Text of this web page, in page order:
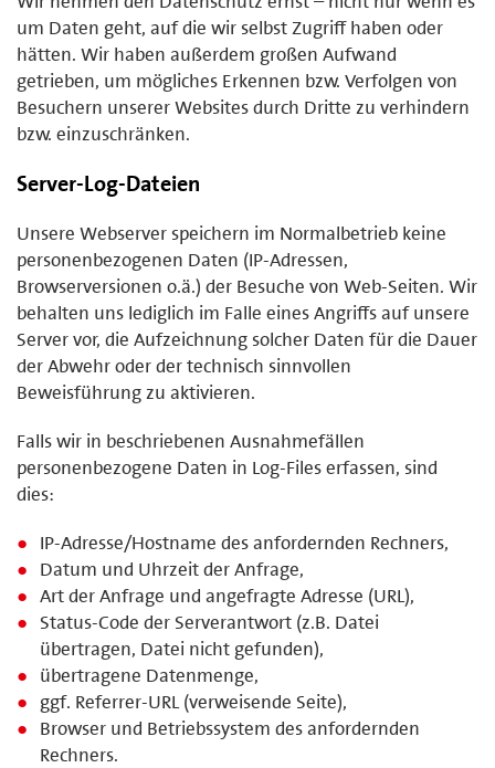
um Daten geht, auf die wir selbst Zugriff haben oder
hätten. Wir haben außerdem großen Aufwand
getrieben, um mögliches Erkennen bzw. Verfolgen von
Besuchern unserer Websites durch Dritte zu verhindern
bzw. einzuschränken.
Server-Log-Dateien
Unsere Webserver speichern im Normalbetrieb keine
personenbezogenen Daten (IP-Adressen,
Browserversionen o.ä.) der Besuche von Web-Seiten. Wir
behalten uns lediglich im Falle eines Angriffs auf unsere
Server vor, die Aufzeichnung solcher Daten für die Dauer
der Abwehr oder der technisch sinnvollen
Beweisführung zu aktivieren.
Falls wir in beschriebenen Ausnahmefällen
personenbezogene Daten in Log-Files erfassen, sind
dies:
IP-Adresse/Hostname des anfordernden Rechners,
Datum und Uhrzeit der Anfrage,
Art der Anfrage und angefragte Adresse (URL),
Status-Code der Serverantwort (z.B. Datei
übertragen, Datei nicht gefunden),
übertragene Datenmenge,
ggf. Referrer-URL (verweisende Seite),
Browser und Betriebssystem des anfordernden
Rechners.